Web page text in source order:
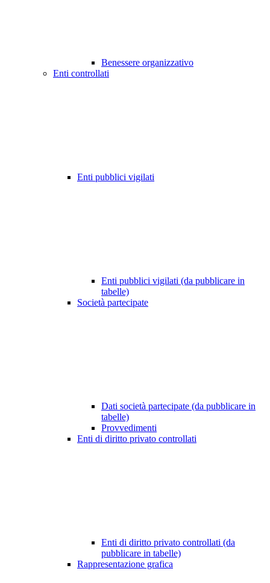
Benessere organizzativo
Enti controllati
Enti pubblici vigilati
Enti pubblici vigilati (da pubblicare in
tabelle)
Società partecipate
Dati società partecipate (da pubblicare in
tabelle)
Provvedimenti
Enti di diritto privato controllati
Enti di diritto privato controllati (da
pubblicare in tabelle)
Rappresentazione grafica